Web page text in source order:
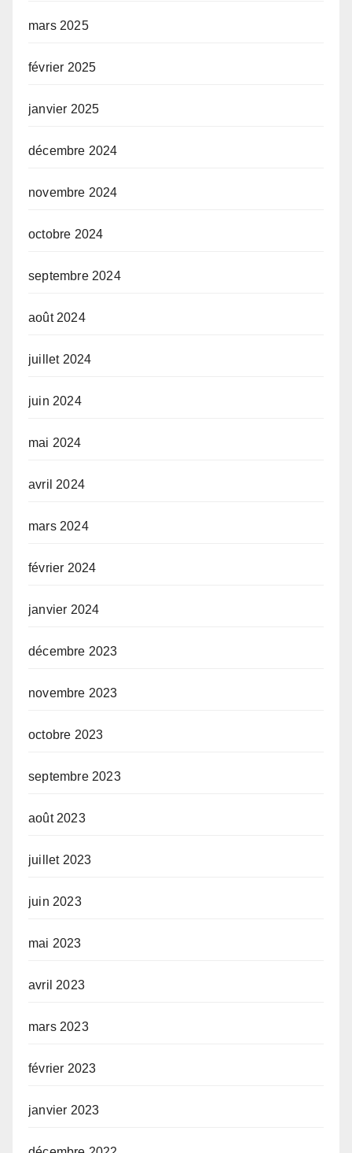
mars 2025
février 2025
janvier 2025
décembre 2024
novembre 2024
octobre 2024
septembre 2024
août 2024
juillet 2024
juin 2024
mai 2024
avril 2024
mars 2024
février 2024
janvier 2024
décembre 2023
novembre 2023
octobre 2023
septembre 2023
août 2023
juillet 2023
juin 2023
mai 2023
avril 2023
mars 2023
février 2023
janvier 2023